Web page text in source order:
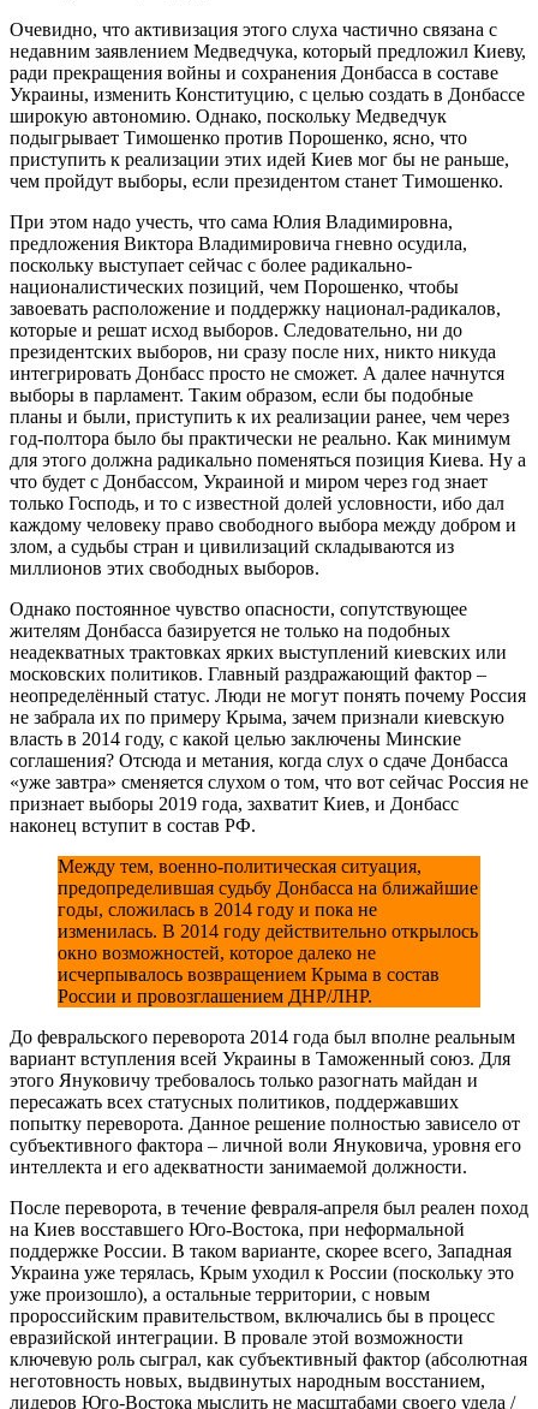
Очевидно, что активизация этого слуха частично связана с
недавним заявлением Медведчука, который предложил Киеву,
ради прекращения войны и сохранения Донбасса в составе
Украины, изменить Конституцию, с целью создать в Донбассе
широкую автономию. Однако, поскольку Медведчук
подыгрывает Тимошенко против Порошенко, ясно, что
приступить к реализации этих идей Киев мог бы не раньше,
чем пройдут выборы, если президентом станет Тимошенко.
При этом надо учесть, что сама Юлия Владимировна,
предложения Виктора Владимировича гневно осудила,
поскольку выступает сейчас с более радикально-
националистических позиций, чем Порошенко, чтобы
завоевать расположение и поддержку национал-радикалов,
которые и решат исход выборов. Следовательно, ни до
президентских выборов, ни сразу после них, никто никуда
интегрировать Донбасс просто не сможет. А далее начнутся
выборы в парламент. Таким образом, если бы подобные
планы и были, приступить к их реализации ранее, чем через
год-полтора было бы практически не реально. Как минимум
для этого должна радикально поменяться позиция Киева. Ну а
что будет с Донбассом, Украиной и миром через год знает
только Господь, и то с известной долей условности, ибо дал
каждому человеку право свободного выбора между добром и
злом, а судьбы стран и цивилизаций складываются из
миллионов этих свободных выборов.
Однако постоянное чувство опасности, сопутствующее
жителям Донбасса базируется не только на подобных
неадекватных трактовках ярких выступлений киевских или
московских политиков. Главный раздражающий фактор –
неопределённый статус. Люди не могут понять почему Россия
не забрала их по примеру Крыма, зачем признали киевскую
власть в 2014 году, с какой целью заключены Минские
соглашения? Отсюда и метания, когда слух о сдаче Донбасса
«уже завтра» сменяется слухом о том, что вот сейчас Россия не
признает выборы 2019 года, захватит Киев, и Донбасс
наконец вступит в состав РФ.
Между тем, военно-политическая ситуация,
предопределившая судьбу Донбасса на ближайшие
годы, сложилась в 2014 году и пока не
изменилась. В 2014 году действительно открылось
окно возможностей, которое далеко не
исчерпывалось возвращением Крыма в состав
России и провозглашением ДНР/ЛНР.
До февральского переворота 2014 года был вполне реальным
вариант вступления всей Украины в Таможенный союз. Для
этого Януковичу требовалось только разогнать майдан и
пересажать всех статусных политиков, поддержавших
попытку переворота. Данное решение полностью зависело от
субъективного фактора – личной воли Януковича, уровня его
интеллекта и его адекватности занимаемой должности.
После переворота, в течение февраля-апреля был реален поход
на Киев восставшего Юго-Востока, при неформальной
поддержке России. В таком варианте, скорее всего, Западная
Украина уже терялась, Крым уходил к России (поскольку это
уже произошло), а остальные территории, с новым
пророссийским правительством, включались бы в процесс
евразийской интеграции. В провале этой возможности
ключевую роль сыграл, как субъективный фактор (абсолютная
неготовность новых, выдвинутых народным восстанием,
лидеров Юго-Востока мыслить не масштабами своего удела /